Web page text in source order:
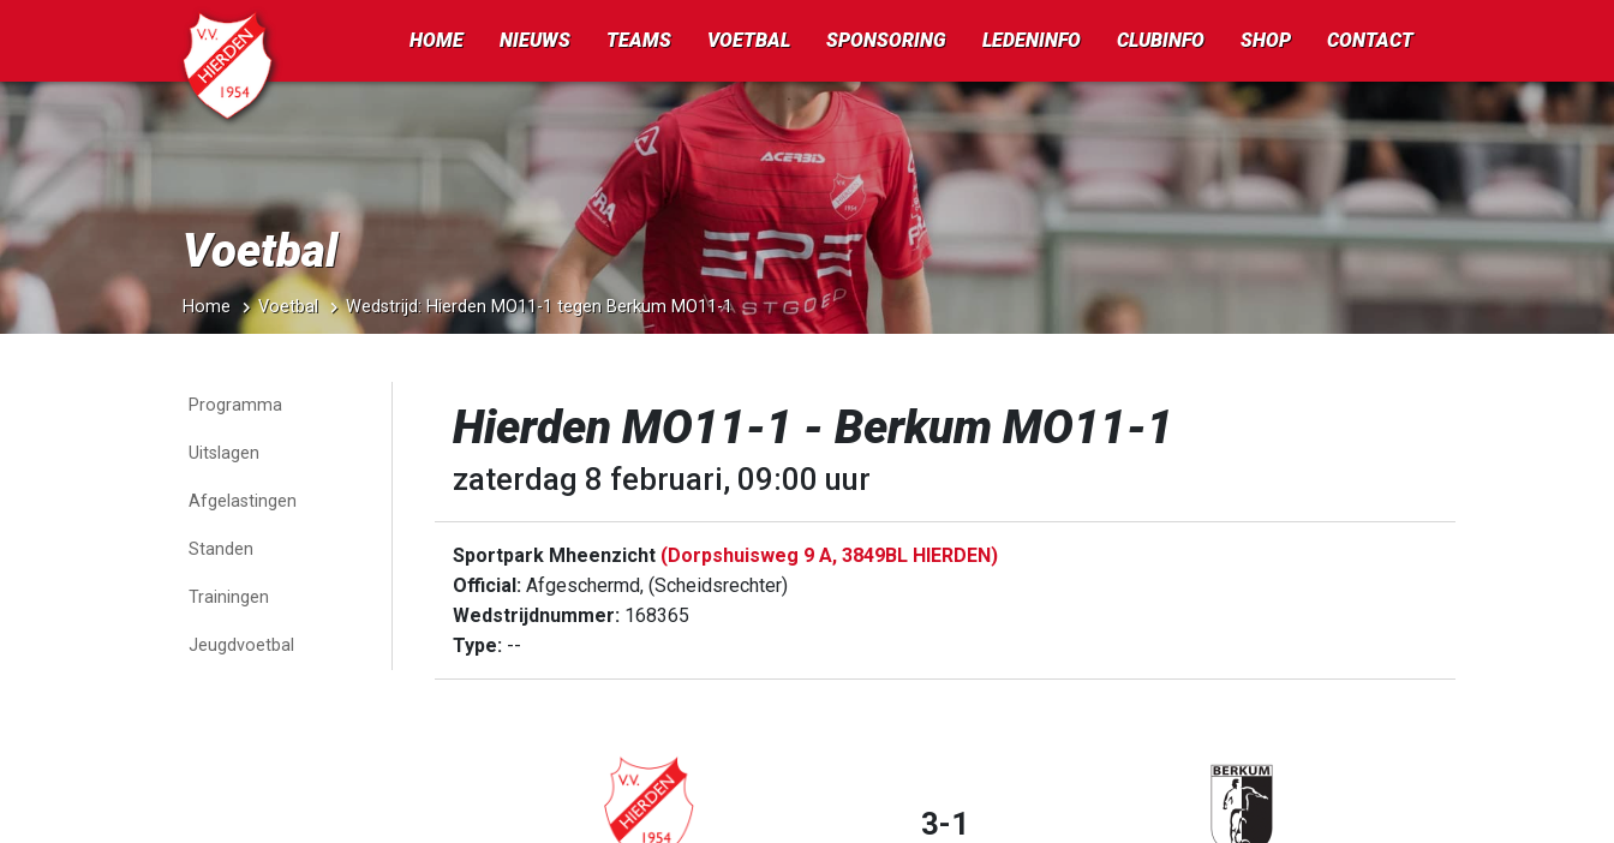
HOME NIEUWS TEAMS VOETBAL SPONSORING LEDENINFO CLUBINFO SHOP CONTACT
Voetbal
Home Voetbal Wedstrijd: Hierden MO11-1 tegen Berkum MO11-1
Programma
Uitslagen
Afgelastingen
Standen
Trainingen
Jeugdvoetbal
Hierden MO11-1 - Berkum MO11-1
zaterdag 8 februari, 09:00 uur
Sportpark Mheenzicht (Dorpshuisweg 9 A, 3849BL HIERDEN)
Official: Afgeschermd, (Scheidsrechter)
Wedstrijdnummer: 168365
Type: --
3-1